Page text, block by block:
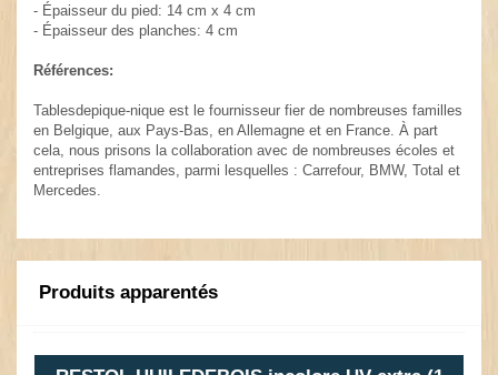
- Épaisseur du pied: 14 cm x 4 cm
- Épaisseur des planches: 4 cm
Références:
Tablesdepique-nique est le fournisseur fier de nombreuses familles
en Belgique, aux Pays-Bas, en Allemagne et en France. À part
cela, nous prisons la collaboration avec de nombreuses écoles et
entreprises flamandes, parmi lesquelles : Carrefour, BMW, Total et
Mercedes.
Produits apparentés